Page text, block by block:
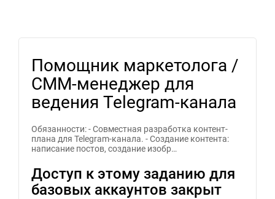
Помощник маркетолога /
СММ-менеджер для
ведения Telegram-канала
Обязанности: - Совместная разработка контент-
плана для Telegram-канала. - Создание контента:
написание постов, создание изобр…
Доступ к этому заданию для
базовых аккаунтов закрыт